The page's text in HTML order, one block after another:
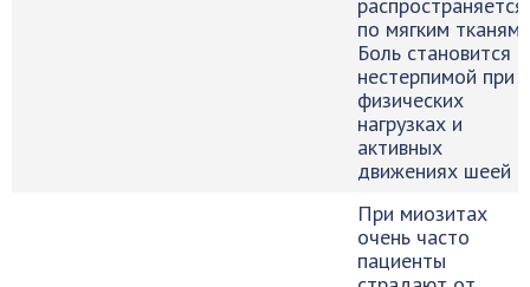
по мягким тканям.
Боль становится
нестерпимой при
физических
нагрузках и
активных
движениях шеей
При миозитах
очень часто
пациенты